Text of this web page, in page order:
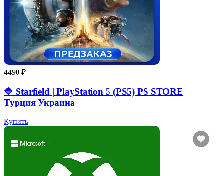
4490 ₽
🔷 Starfield | PlayStation 5 (PS5) PS STORE
Турция Украина
Купить